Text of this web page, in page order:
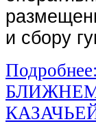
и сбору